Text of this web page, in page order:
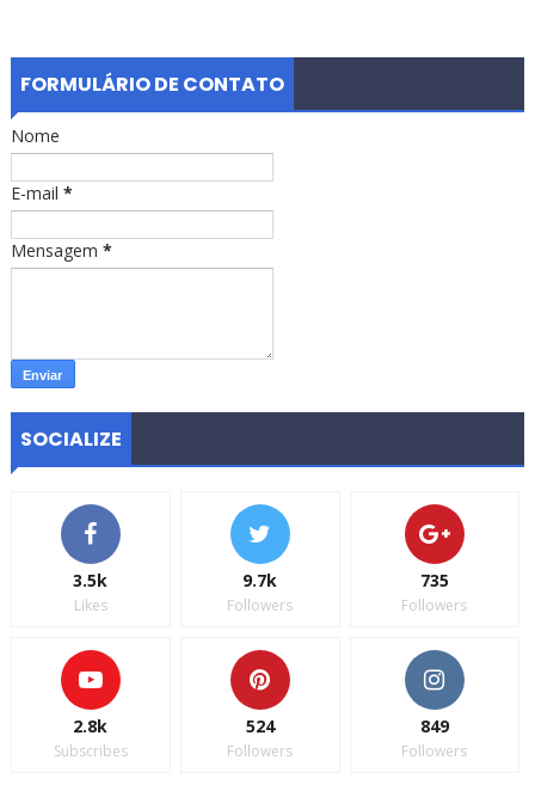
FORMULÁRIO DE CONTATO
Nome
E-mail *
Mensagem *
SOCIALIZE
3.5k
Likes
9.7k
Followers
735
Followers
2.8k
Subscribes
524
Followers
849
Followers